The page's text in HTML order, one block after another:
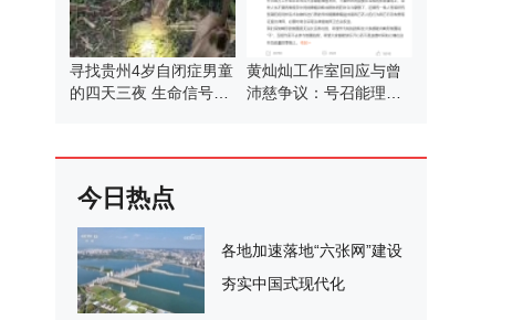
寻找贵州4岁自闭症男童
的四天三夜 生命信号终
黄灿灿工作室回应与曾
沛慈争议：号召能理智
今日热点
各地加速落地“六张网”建设
夯实中国式现代化